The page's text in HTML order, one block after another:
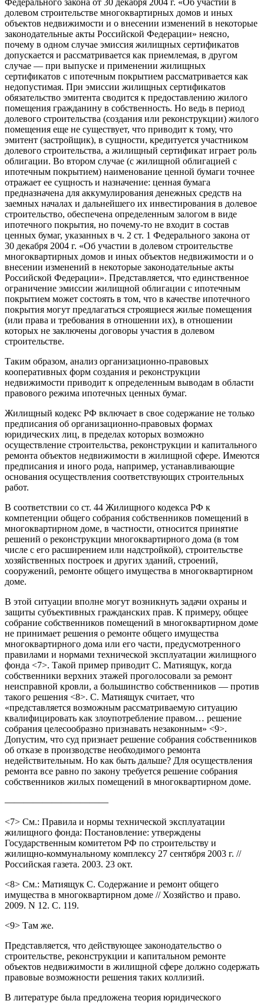
долевом строительстве многоквартирных домов и иных
объектов недвижимости и о внесении изменений в некоторые
законодательные акты Российской Федерации» неясно,
почему в одном случае эмиссия жилищных сертификатов
допускается и рассматривается как приемлемая, в другом
случае — при выпуске и применении жилищных
сертификатов с ипотечным покрытием рассматривается как
недопустимая. При эмиссии жилищных сертификатов
обязательство эмитента сводится к предоставлению жилого
помещения гражданину в собственность. Но ведь в период
долевого строительства (создания или реконструкции) жилого
помещения еще не существует, что приводит к тому, что
эмитент (застройщик), в сущности, кредитуется участником
долевого строительства, а жилищный сертификат играет роль
облигации. Во втором случае (с жилищной облигацией с
ипотечным покрытием) наименование ценной бумаги точнее
отражает ее сущность и назначение: ценная бумага
предназначена для аккумулирования денежных средств на
заемных началах и дальнейшего их инвестирования в долевое
строительство, обеспечена определенным залогом в виде
ипотечного покрытия, но почему-то не входит в состав
ценных бумаг, указанных в ч. 2 ст. 1 Федерального закона от
30 декабря 2004 г. «Об участии в долевом строительстве
многоквартирных домов и иных объектов недвижимости и о
внесении изменений в некоторые законодательные акты
Российской Федерации». Представляется, что единственное
ограничение эмиссии жилищной облигации с ипотечным
покрытием может состоять в том, что в качестве ипотечного
покрытия могут предлагаться строящиеся жилые помещения
(или права и требования в отношении их), в отношении
которых не заключены договоры участия в долевом
строительстве.
Таким образом, анализ организационно-правовых
кооперативных форм создания и реконструкции
недвижимости приводит к определенным выводам в области
правового режима ипотечных ценных бумаг.
Жилищный кодекс РФ включает в свое содержание не только
предписания об организационно-правовых формах
юридических лиц, в пределах которых возможно
осуществление строительства, реконструкции и капитального
ремонта объектов недвижимости в жилищной сфере. Имеются
предписания и иного рода, например, устанавливающие
основания осуществления соответствующих строительных
работ.
В соответствии со ст. 44 Жилищного кодекса РФ к
компетенции общего собрания собственников помещений в
многоквартирном доме, в частности, относится принятие
решений о реконструкции многоквартирного дома (в том
числе с его расширением или надстройкой), строительстве
хозяйственных построек и других зданий, строений,
сооружений, ремонте общего имущества в многоквартирном
доме.
В этой ситуации вполне могут возникнуть задачи охраны и
защиты субъективных гражданских прав. К примеру, общее
собрание собственников помещений в многоквартирном доме
не принимает решения о ремонте общего имущества
многоквартирного дома или его части, предусмотренного
правилами и нормами технической эксплуатации жилищного
фонда <7>. Такой пример приводит С. Матиящук, когда
собственники верхних этажей проголосовали за ремонт
неисправной кровли, а большинство собственников — против
такого решения <8>. С. Матиящук считает, что
«представляется возможным рассматриваемую ситуацию
квалифицировать как злоупотребление правом… решение
собрания целесообразно признавать незаконным» <9>.
Допустим, что суд признает решение собрания собственников
об отказе в производстве необходимого ремонта
недействительным. Но как быть дальше? Для осуществления
ремонта все равно по закону требуется решение собрания
собственников жилых помещений в многоквартирном доме.
———————————
<7> См.: Правила и нормы технической эксплуатации
жилищного фонда: Постановление: утверждены
Государственным комитетом РФ по строительству и
жилищно-коммунальному комплексу 27 сентября 2003 г. //
Российская газета. 2003. 23 окт.
<8> См.: Матиящук С. Содержание и ремонт общего
имущества в многоквартирном доме // Хозяйство и право.
2009. N 12. С. 119.
<9> Там же.
Представляется, что действующее законодательство о
строительстве, реконструкции и капитальном ремонте
объектов недвижимости в жилищной сфере должно содержать
правовые возможности решения таких коллизий.
В литературе была предложена теория юридического